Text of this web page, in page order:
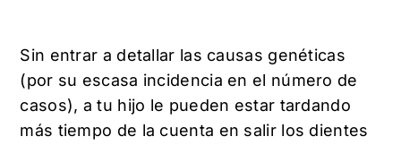
Sin entrar a detallar las causas genéticas
(por su escasa incidencia en el número de
casos), a tu hijo le pueden estar tardando
más tiempo de la cuenta en salir los dientes